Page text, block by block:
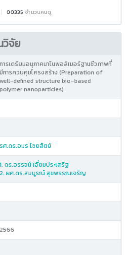
00335 จำนวนคนดู
วิจัย
การเตรียมอนุภาคนาโนพอลิเมอร์ฐานชีวภาพที่
มีการควบคุมโครงสร้าง (Preparation of
well-defined structure bio-based
polymer nanoparticles)
รศ.ดร.อมร ไชยสัตย์
1. ดร.อรรจน์ เอี่ยมประเสริฐ
2. ผศ.ดร.สมบูรณ์ สุขพรรณเจริญ
2566